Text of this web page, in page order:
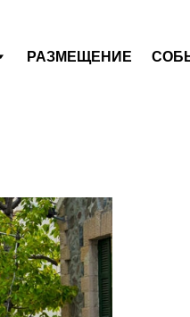
РАЗМЕЩЕНИЕ